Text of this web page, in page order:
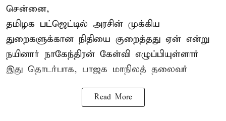
சென்னை,
தமிழக பட்ஜெட்டில் அரசின் முக்கிய
துறைகளுக்கான நிதியை குறைத்தது ஏன் என்று
நயினார் நாகேந்திரன் கேள்வி எழுப்பியுள்ளார்
இது தொடர்பாக, பாஜக மாநிலத் தலைவர்
Read More